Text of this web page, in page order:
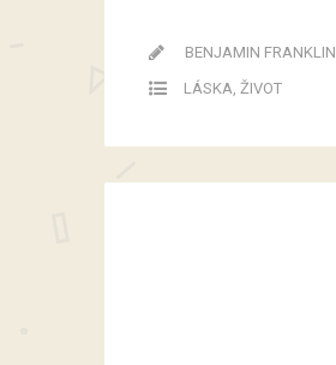
BENJAMIN FRANKLIN
LÁSKA ŽIVOT